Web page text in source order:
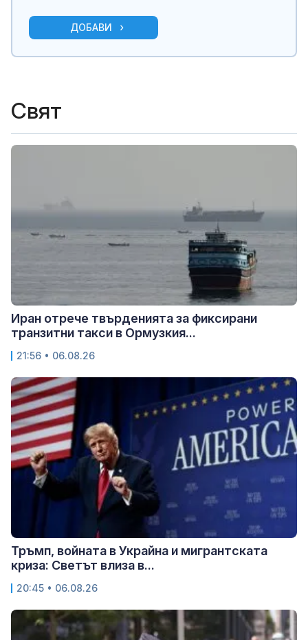
ДОБАВИ
Свят
Иран отрече твърденията за фиксирани
транзитни такси в Ормузкия...
21:56 • 06.08.26
Тръмп, войната в Украйна и мигрантската
криза: Светът влиза в...
20:45 • 06.08.26